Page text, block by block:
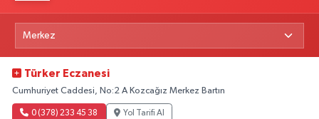
Türker Eczanesi
Cumhuriyet Caddesi, No:2 A Kozcağız Merkez Bartın
0 (378) 233 45 38 Yol Tarifi Al